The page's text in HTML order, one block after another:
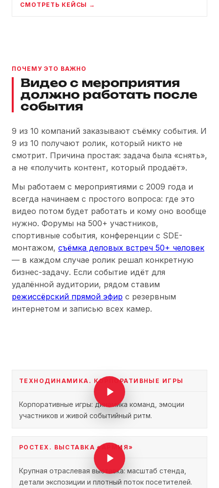
СМОТРЕТЬ КЕЙСЫ →
ПОЧЕМУ ЭТО ВАЖНО
Видео с мероприятия
должно работать после
события
9 из 10 компаний заказывают съёмку события. И
9 из 10 получают ролик, который никто не
смотрит. Причина простая: задача была «снять»,
а не «получить контент, который продаёт».
Мы работаем с мероприятиями с 2009 года и
всегда начинаем с простого вопроса: где это
видео потом будет работать и кому оно вообще
нужно. Форумы на 500+ участников,
спортивные события, конференции с SDE-
монтажом, съёмка деловых встреч 50+ человек
— в каждом случае ролик решал конкретную
бизнес-задачу. Если событие идёт для
удалённой аудитории, рядом ставим
режиссёрский прямой эфир с резервным
интернетом и записью всех камер.
ТЕХНОДИНАМИКА. КОРПОРАТИВНЫЕ ИГРЫ
Корпоративные игры: динамика команд, эмоции
участников и живой событийный ритм.
РОСТЕХ. ВЫСТАВКА «АРМИЯ»
Крупная отраслевая выставка: масштаб стенда,
детали экспозиции и плотный поток посетителей.